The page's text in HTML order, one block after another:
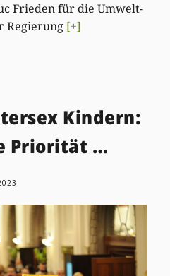
Frieden für die Umwelt-
Regierung [+]
Kindern:
Priorität …